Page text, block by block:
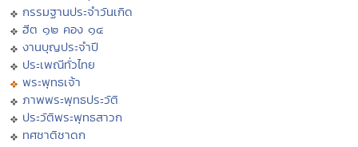
กรรมฐานประจำวันเกิด
ฮีต ๑๒ คอง ๑๔
งานบุญประจำปี
ประเพณีทั่วไทย
พระพุทธเจ้า
ภาพพระพุทธประวัติ
ประวัติพระพุทธสาวก
ทศชาติชาดก